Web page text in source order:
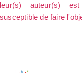
leur(s) auteur(s)
susceptible de faire